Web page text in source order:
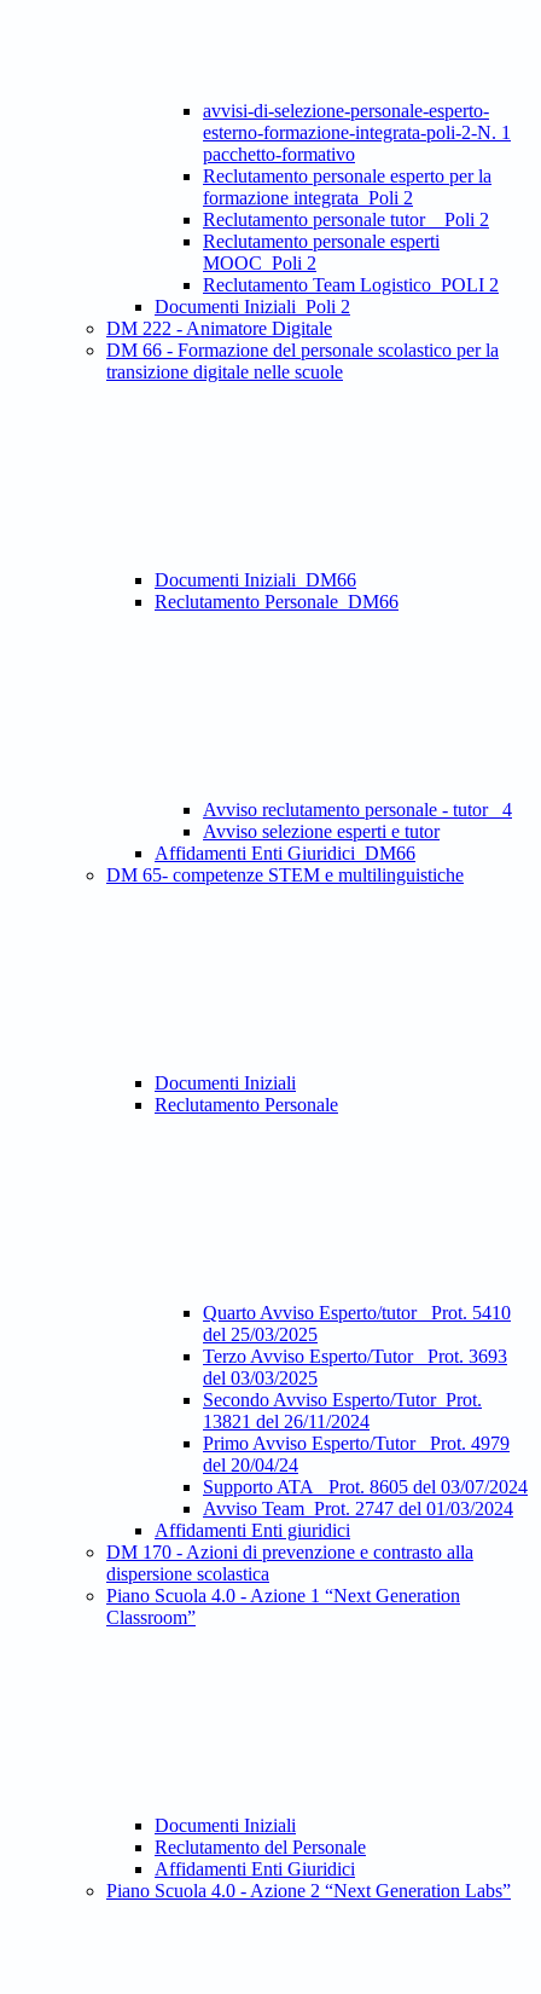
avvisi-di-selezione-personale-esperto-
esterno-formazione-integrata-poli-2-N. 1
pacchetto-formativo
Reclutamento personale esperto per la
formazione integrata_Poli 2
Reclutamento personale tutor _ Poli 2
Reclutamento personale esperti
MOOC_Poli 2
Reclutamento Team Logistico_POLI 2
Documenti Iniziali_Poli 2
DM 222 - Animatore Digitale
DM 66 - Formazione del personale scolastico per la
transizione digitale nelle scuole
Documenti Iniziali_DM66
Reclutamento Personale_DM66
Avviso reclutamento personale - tutor _4
Avviso selezione esperti e tutor
Affidamenti Enti Giuridici_DM66
DM 65- competenze STEM e multilinguistiche
Documenti Iniziali
Reclutamento Personale
Quarto Avviso Esperto/tutor_ Prot. 5410
del 25/03/2025
Terzo Avviso Esperto/Tutor_ Prot. 3693
del 03/03/2025
Secondo Avviso Esperto/Tutor_Prot.
13821 del 26/11/2024
Primo Avviso Esperto/Tutor_ Prot. 4979
del 20/04/24
Supporto ATA_ Prot. 8605 del 03/07/2024
Avviso Team_Prot. 2747 del 01/03/2024
Affidamenti Enti giuridici
DM 170 - Azioni di prevenzione e contrasto alla
dispersione scolastica
Piano Scuola 4.0 - Azione 1 “Next Generation
Classroom”
Documenti Iniziali
Reclutamento del Personale
Affidamenti Enti Giuridici
Piano Scuola 4.0 - Azione 2 “Next Generation Labs”